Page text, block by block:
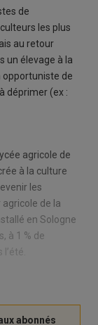
de
les plus
au retour
un élevage à la
opportuniste de
déprimer (ex :
agricole de
à la culture
les
de la
en Sologne
à 1 % de